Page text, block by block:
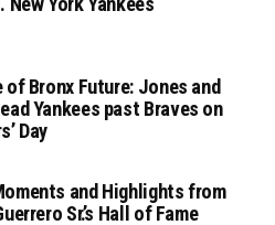
of Bronx Future: Jones and
Yankees past Braves on
Day
and Highlights from
Sr.’s Hall of Fame